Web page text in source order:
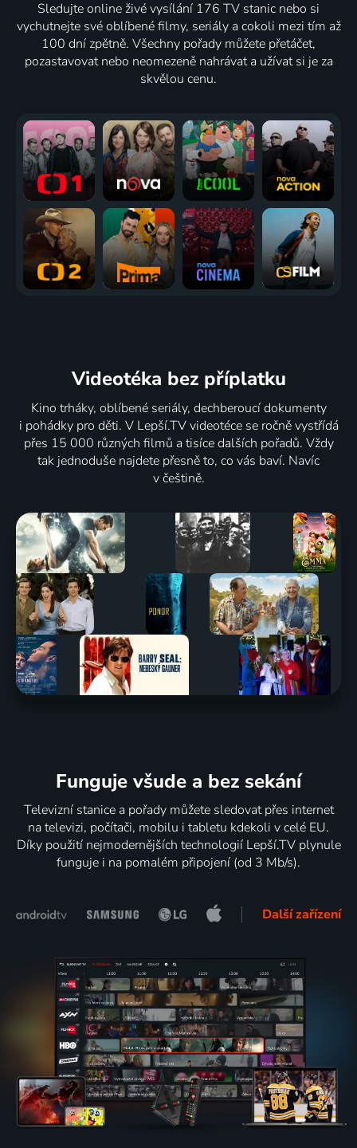
Sledujte online živé vysílání 176 TV stanic nebo si
vychutnejte své oblíbené filmy, seriály a cokoli mezi tím až
100 dní zpětně. Všechny pořady můžete přetáčet,
pozastavovat nebo neomezeně nahrávat a užívat si je za
skvělou cenu.
Videotéka bez příplatku
Kino trháky, oblíbené seriály, dechberoucí dokumenty
i pohádky pro děti. V Lepší.TV videotéce se ročně vystřídá
přes 15 000 různých filmů a tisíce dalších pořadů. Vždy
tak jednoduše najdete přesně to, co vás baví. Navíc
v češtině.
Funguje všude a bez sekání
Televizní stanice a pořady můžete sledovat přes internet
na televizi, počítači, mobilu i tabletu kdekoli v celé EU.
Díky použití nejmodernějších technologií Lepší.TV plynule
funguje i na pomalém připojení (od 3 Mb/s).
Další zařízení